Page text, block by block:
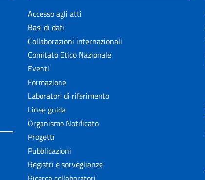
Accesso agli atti
Basi di dati
Collaborazioni internazionali
Comitato Etico Nazionale
Eventi
Formazione
Laboratori di riferimento
Linee guida
Organismo Notificato
Progetti
Pubblicazioni
Registri e sorveglianze